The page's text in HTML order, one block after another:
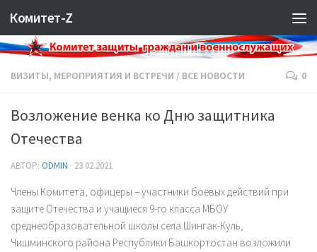
Комитет-Z
ВИЗИТЫ, МЕРОПРИЯТИЯ И ВСТРЕЧИ / ВСЕ НОВОСТИ 0
Возложение венка ко Дню защитника
Отечества
АВТОР: ODMIN · 23.02.2021
Члены Комитета, офицеры – участники боевых действий при
защите Отечества и учащиеся 9-го класса МБОУ
среднеобразовательной школы села Шингак-Куль,
Чишминского района Республики Башкортостан возложили